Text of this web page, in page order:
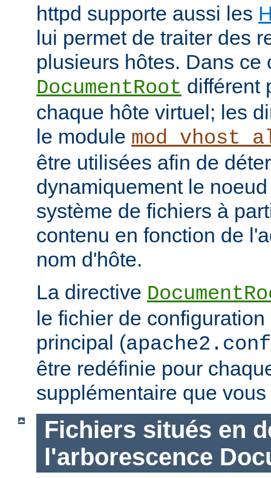
httpd supporte aussi les
lui permet de traiter des
plusieurs hôtes. Dans ce
DocumentRoot différent
chaque hôte virtuel; les
le module
être utilisées afin de
dynamiquement le
système de fichiers à
contenu en fonction de
nom d'hôte.
La directive
le fichier de
principal (apache2.conf
être redéfinie pour
supplémentaire que
Fichiers situés en
l'arborescence